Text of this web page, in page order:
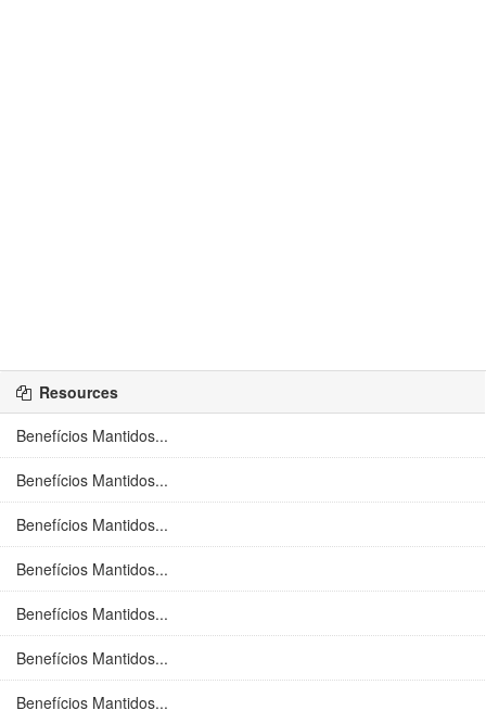
Resources
Benefícios Mantidos...
Benefícios Mantidos...
Benefícios Mantidos...
Benefícios Mantidos...
Benefícios Mantidos...
Benefícios Mantidos...
Benefícios Mantidos...